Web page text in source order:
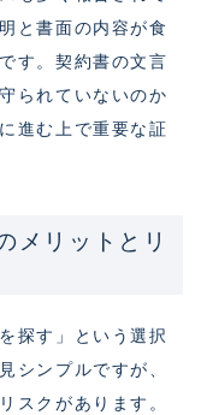
と書面の内容が食
す。契約書の文言
られていないのか
進む上で重要な証
メリットとリ
探す」という選択
シンプルですが、
スクがあります。